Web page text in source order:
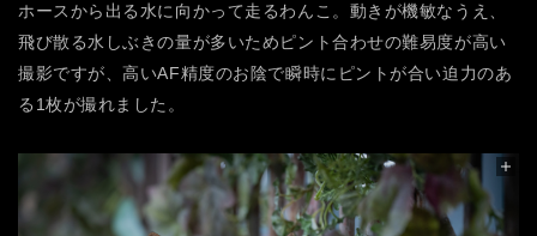
ホースから出る水に向かって走るわんこ。動きが機敏なうえ、
飛び散る水しぶきの量が多いためピント合わせの難易度が高い
撮影ですが、高いAF精度のお陰で瞬時にピントが合い迫力のあ
る1枚が撮れました。